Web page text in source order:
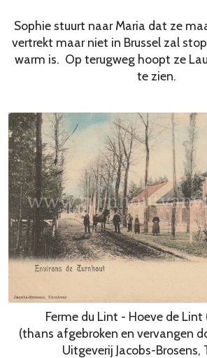
Sophie stuurt naar Maria dat ze
vertrekt maar niet in Brussel zal
warm is. Op terugweg hoopt ze
te zien.
Ferme du Lint - Hoeve de Lint
(thans afgebroken en vervangen
Uitgeverij Jacobs-Brosens,